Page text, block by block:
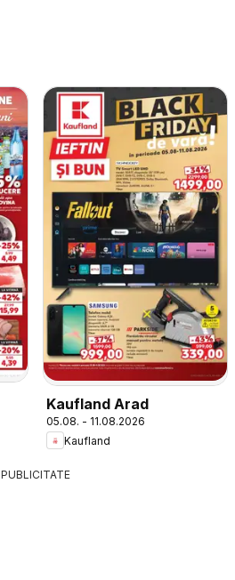
Kaufland Arad
05.08. - 11.08.2026
Kaufland
PUBLICITATE